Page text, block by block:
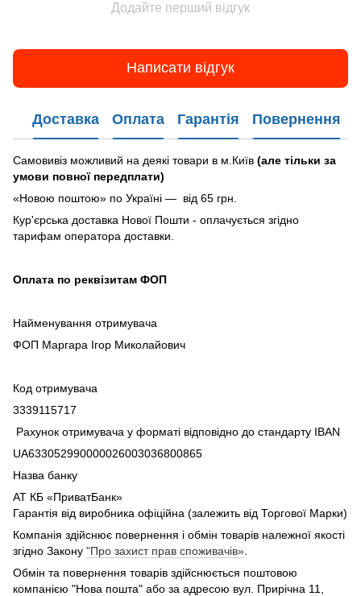
Додайте перший відгук
Написати відгук
Доставка Оплата Гарантія Повернення
Самовивіз можливий на деякі товари в м.Київ (але тільки за
умови повної передплати)
«Новою поштою» по Україні — від 65 грн.
Кур'єрська доставка Нової Пошти - оплачується згідно
тарифам оператора доставки.
Оплата по реквізитам ФОП
Найменування отримувача
ФОП Маргара Ігор Миколайович
Код отримувача
3339115717
Рахунок отримувача у форматі відповідно до стандарту IBAN
UA633052990000026003036800865
Назва банку
АТ КБ «ПриватБанк»
Гарантія від виробника офіційна (залежить від Торгової Марки)
Компанія здійснює повернення і обмін товарів належної якості
згідно Закону "Про захист прав споживачів»
Обмін та повернення товарів здійснюється поштовою
компанією "Нова пошта" або за адресою вул. Прирічна 11,